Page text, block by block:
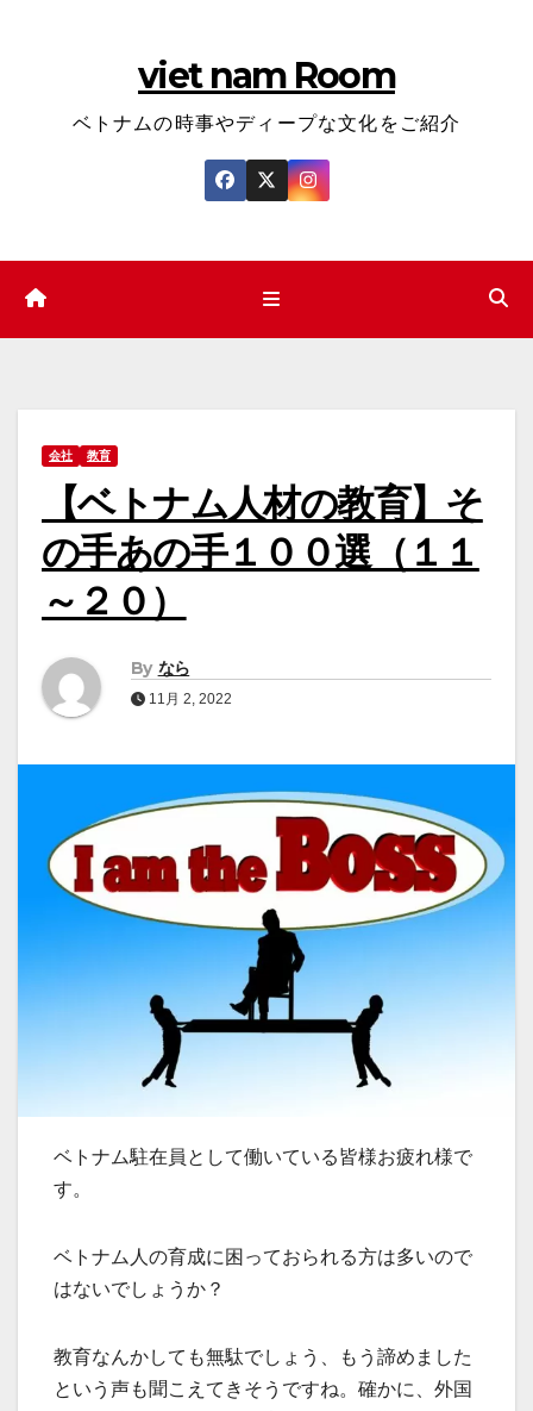
キ
プ
viet nam Room
ベトナムの時事やディープな文化をご紹介
会社 教育
【ベトナム人材の教育】そ
の手あの手１００選（１１
～２０）
By なら
11月 2, 2022
ベトナム駐在員として働いている皆様お疲れ様で
す。
ベトナム人の育成に困っておられる方は多いので
はないでしょうか？
教育なんかしても無駄でしょう、もう諦めました
という声も聞こえてきそうですね。確かに、外国